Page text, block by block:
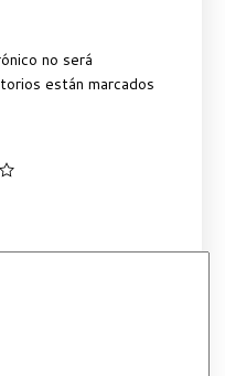
no será
están marcados